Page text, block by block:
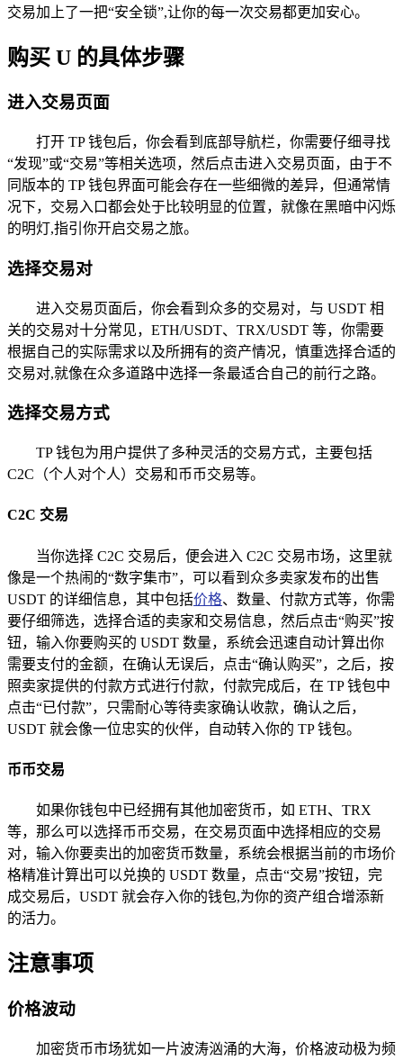
交易加上了一把“安全锁”,让你的每一次交易都更加安心。
购买 U 的具体步骤
进入交易页面
打开 TP 钱包后，你会看到底部导航栏，你需要仔细寻找
“发现”或“交易”等相关选项，然后点击进入交易页面，由于不
同版本的 TP 钱包界面可能会存在一些细微的差异，但通常情
况下，交易入口都会处于比较明显的位置，就像在黑暗中闪烁
的明灯,指引你开启交易之旅。
选择交易对
进入交易页面后，你会看到众多的交易对，与 USDT 相
关的交易对十分常见，ETH/USDT、TRX/USDT 等，你需要
根据自己的实际需求以及所拥有的资产情况，慎重选择合适的
交易对,就像在众多道路中选择一条最适合自己的前行之路。
选择交易方式
TP 钱包为用户提供了多种灵活的交易方式，主要包括
C2C（个人对个人）交易和币币交易等。
C2C 交易
当你选择 C2C 交易后，便会进入 C2C 交易市场，这里就
像是一个热闹的“数字集市”，可以看到众多卖家发布的出售
USDT 的详细信息，其中包括价格、数量、付款方式等，你需
要仔细筛选，选择合适的卖家和交易信息，然后点击“购买”按
钮，输入你要购买的 USDT 数量，系统会迅速自动计算出你
需要支付的金额，在确认无误后，点击“确认购买”，之后，按
照卖家提供的付款方式进行付款，付款完成后，在 TP 钱包中
点击“已付款”，只需耐心等待卖家确认收款，确认之后，
USDT 就会像一位忠实的伙伴，自动转入你的 TP 钱包。
币币交易
如果你钱包中已经拥有其他加密货币，如 ETH、TRX
等，那么可以选择币币交易，在交易页面中选择相应的交易
对，输入你要卖出的加密货币数量，系统会根据当前的市场价
格精准计算出可以兑换的 USDT 数量，点击“交易”按钮，完
成交易后，USDT 就会存入你的钱包,为你的资产组合增添新
的活力。
注意事项
价格波动
加密货币市场犹如一片波涛汹涌的大海，价格波动极为频